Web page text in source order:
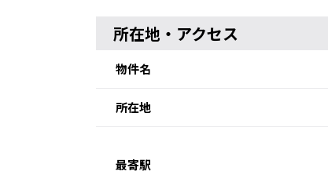
所在地・アクセス
物件名
所在地
最寄駅